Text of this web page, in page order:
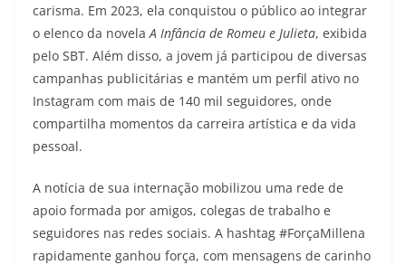
carisma. Em 2023, ela conquistou o público ao integrar
o elenco da novelaA Infância de Romeu e Julieta, exibida
pelo SBT. Além disso, a jovem já participou de diversas
campanhas publicitárias e mantém um perfil ativo no
Instagram com mais de 140 mil seguidores, onde
compartilha momentos da carreira artística e da vida
pessoal.
A notícia de sua internação mobilizou uma rede de
apoio formada por amigos, colegas de trabalho e
seguidores nas redes sociais. A hashtag #ForçaMillena
rapidamente ganhou força, com mensagens de carinho